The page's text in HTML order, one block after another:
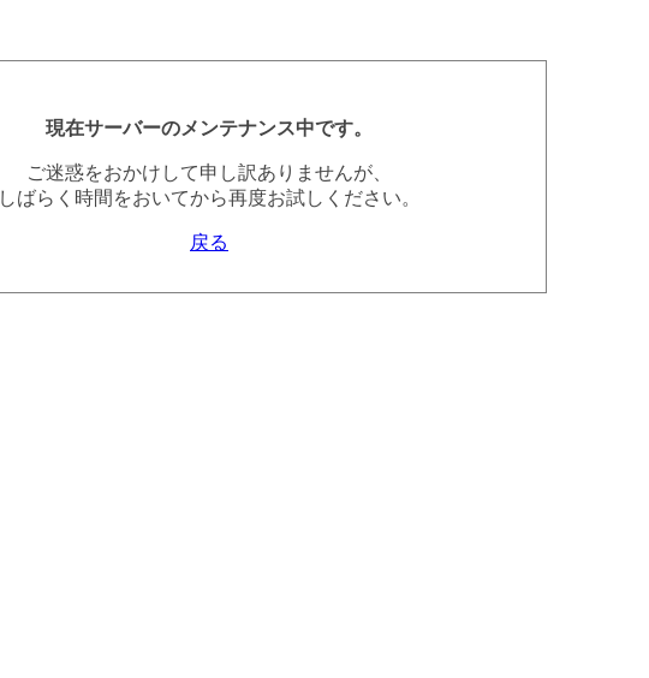
現在サーバーのメンテナンス中です。
ご迷惑をおかけして申し訳ありませんが、
しばらく時間をおいてから再度お試しください。
戻る